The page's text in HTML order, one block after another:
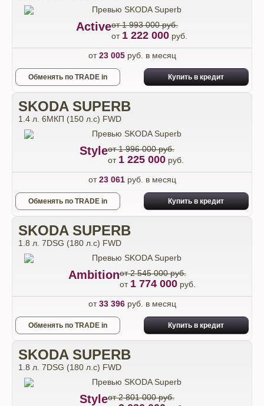
Activeот 1 993 000 руб.
от 1 222 000 руб.
от23 005руб. в месяц
Обменять по TRADE in Купить в кредит
SKODA SUPERB
1.4 л. 6МКП (150 л.с) FWD
Styleот 1 996 000 руб.
от 1 225 000 руб.
от23 061руб. в месяц
Обменять по TRADE in Купить в кредит
SKODA SUPERB
1.8 л. 7DSG (180 л.с) FWD
Ambitionот 2 545 000 руб.
от 1 774 000руб.
от33 396руб. в месяц
Обменять по TRADE in Купить в кредит
SKODA SUPERB
1.8 л. 7DSG (180 л.с) FWD
Styleот 2 801 000 руб.